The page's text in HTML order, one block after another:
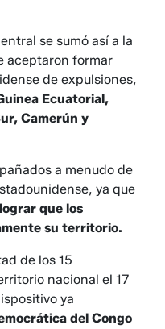
se sumó así a la
aceptaron formar
de expulsiones,
Ecuatorial,
Camerún y
a menudo de
ya que
lograr que los
su territorio.
de los 15
nacional el 17
ya
del Congo